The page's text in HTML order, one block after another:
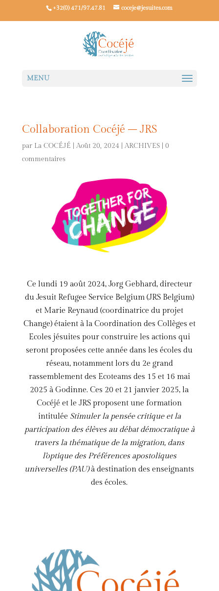
+32(0) 471/97.47.81 coceje@jesuites.com
Collaboration Cocéjé – JRS
par La COCÉJÉ Août 20, 2024 ARCHIVES| 0
commentaires
Ce lundi 19 août 2024, Jorg Gebhard, directeur
du Jesuit Refugee Service Belgium (JRS Belgium)
et Marie Reynaud (coordinatrice du projet
Change) étaient à la Coordination des Collèges et
Ecoles jésuites pour construire les actions qui
seront proposées cette année dans les écoles du
réseau, notamment lors du 2e grand
rassemblement des Ecoteams des 15 et 16 mai
2025 à Godinne. Ces 20 et 21 janvier 2025, la
Cocéjé et le JRS proposent une formation
intitulée Stimuler la pensée critique et la
participation des élèves au débat démocratique à
travers la thématique de la migration, dans
l’optique des Préférences apostoliques
universelles (PAU)à destination des enseignants
des écoles.